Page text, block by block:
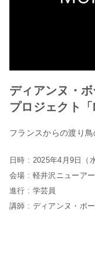
ディアンヌ・
プロジェクト
フランスからの渡り
日時 : 2025年4月9日（
会場 : 軽井沢ニューア
進行 : 学芸員
講師 : ディアンヌ・ボ